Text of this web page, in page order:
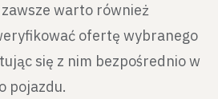
warto również
ofertę wybranego
się z nim bezpośrednio w
pojazdu.